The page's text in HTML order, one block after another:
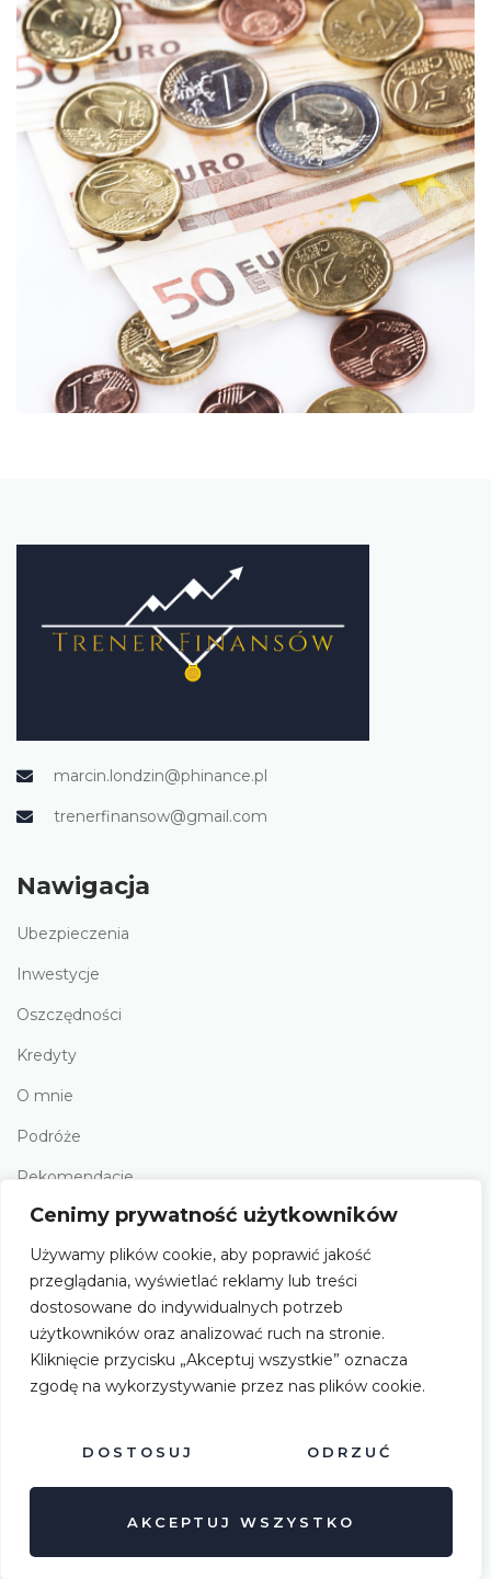
Cenimy prywatność użytkowników
Używamy plików cookie, aby poprawić jakość
przeglądania, wyświetlać reklamy lub treści
dostosowane do indywidualnych potrzeb
użytkowników oraz analizować ruch na stronie.
Kliknięcie przycisku „Akceptuj wszystkie” oznacza
zgodę na wykorzystywanie przez nas plików cookie.
DOSTOSUJ ODRZUĆ
AKCEPTUJ WSZYSTKO
marcin.londzin@phinance.pl
trenerfinansow@gmail.com
Nawigacja
Ubezpieczenia
Inwestycje
Oszczędności
Kredyty
O mnie
Podróże
Rekomendacje
Polityka prywatności
Social Media